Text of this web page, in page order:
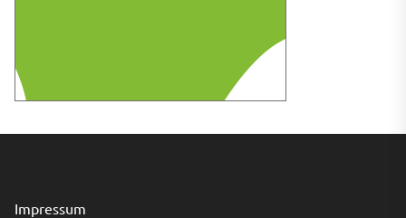
Impressum